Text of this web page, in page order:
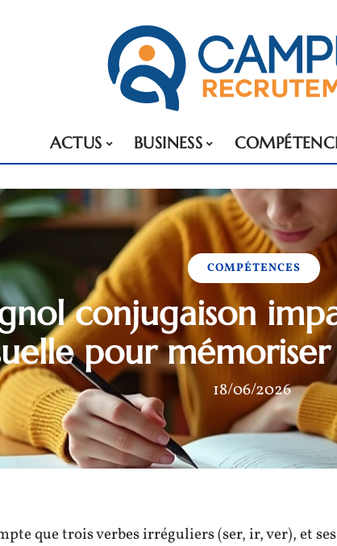
ACTUS BUSINESS
COMPÉTENCES
conjugaison
pour
18/06/2026
que trois verbes irréguliers (ser, ir, ver), et ses